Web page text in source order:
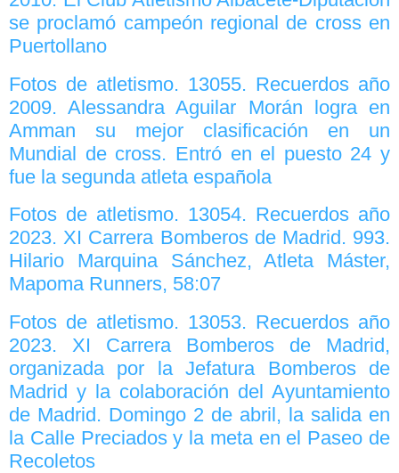
se proclamó campeón regional de cross en
Puertollano
Fotos de atletismo. 13055. Recuerdos año
2009. Alessandra Aguilar Morán logra en
Amman su mejor clasificación en un
Mundial de cross. Entró en el puesto 24 y
fue la segunda atleta española
Fotos de atletismo. 13054. Recuerdos año
2023. XI Carrera Bomberos de Madrid. 993.
Hilario Marquina Sánchez, Atleta Máster,
Mapoma Runners, 58:07
Fotos de atletismo. 13053. Recuerdos año
2023. XI Carrera Bomberos de Madrid,
organizada por la Jefatura Bomberos de
Madrid y la colaboración del Ayuntamiento
de Madrid. Domingo 2 de abril, la salida en
la Calle Preciados y la meta en el Paseo de
Recoletos